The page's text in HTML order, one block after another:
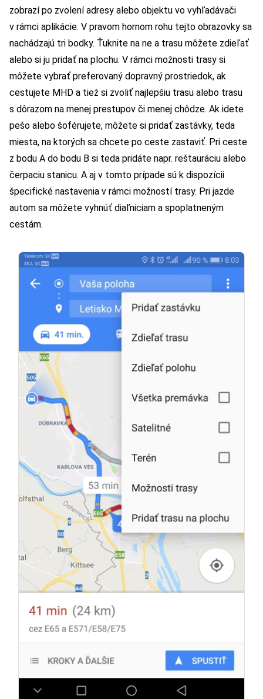
zobrazí po zvolení adresy alebo objektu vo vyhľadávači
v rámci aplikácie. V pravom hornom rohu tejto obrazovky sa
nachádzajú tri bodky. Ťuknite na ne a trasu môžete zdieľať
alebo si ju pridať na plochu. V rámci možnosti trasy si
môžete vybrať preferovaný dopravný prostriedok, ak
cestujete MHD a tiež si zvoliť najlepšiu trasu alebo trasu
s dôrazom na menej prestupov či menej chôdze. Ak idete
pešo alebo šoférujete, môžete si pridať zastávky, teda
miesta, na ktorých sa chcete po ceste zastaviť. Pri ceste
z bodu A do bodu B si teda pridáte napr. reštauráciu alebo
čerpaciu stanicu. A aj v tomto prípade sú k dispozícii
špecifické nastavenia v rámci možností trasy. Pri jazde
autom sa môžete vyhnúť diaľniciam a spoplatneným
cestám.